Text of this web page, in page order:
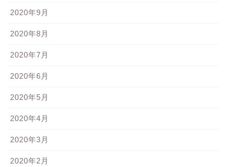
2020年9月
2020年8月
2020年7月
2020年6月
2020年5月
2020年4月
2020年3月
2020年2月